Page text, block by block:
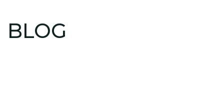
BLOG